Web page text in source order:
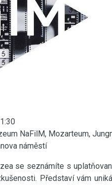
NaFilM, Mozarteum,
náměstí
se seznámíte s
Představí vám